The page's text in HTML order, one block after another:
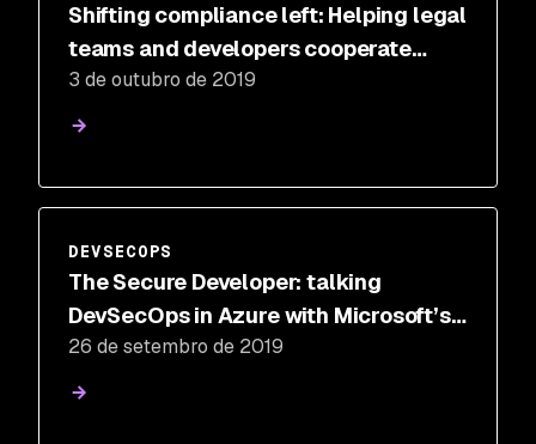
Shifting compliance left: Helping legal
teams and developers cooperate
around licensing issues
3 de outubro de 2019
DEVSECOPS
The Secure Developer: talking
DevSecOps in Azure with Microsoft’s
Victoria Almazova
26 de setembro de 2019